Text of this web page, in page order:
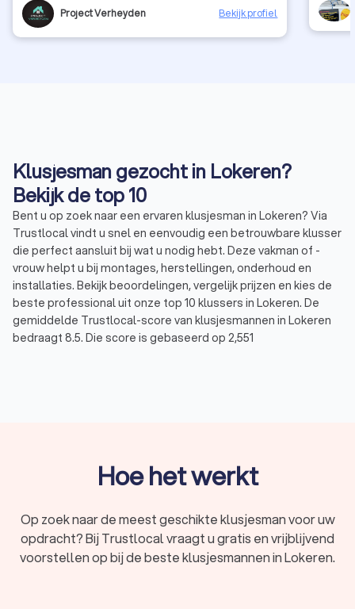
Project Verheyden Bekijk profiel
Klusjesman gezocht in Lokeren?
Bekijk de top 10
Bent u op zoek naar een ervaren klusjesman in Lokeren? Via
Trustlocal vindt u snel en eenvoudig een betrouwbare klusser
die perfect aansluit bij wat u nodig hebt. Deze vakman of -
vrouw helpt u bij montages, herstellingen, onderhoud en
installaties. Bekijk beoordelingen, vergelijk prijzen en kies de
beste professional uit onze top 10 klussers in Lokeren. De
gemiddelde Trustlocal-score van klusjesmannen in Lokeren
bedraagt 8.5. Die score is gebaseerd op 2,551
uw woning of bedrijf. Van een kleine herstelling tot een
grotere verbouwing: een ervaren klusser in Lokeren weet waar
U kunt een klusjesman zoeken voor onder andere:
Herstellingen: schade aan muren, vloeren, deuren en
andere onderdelen van uw woning herstellen
Installaties: verlichting, sanitair, keukentoestellen en
Hoe het werkt
Op zoek naar de meest geschikte klusjesman voor uw
opdracht? Bij Trustlocal vraagt u gratis en vrijblijvend
voorstellen op bij de beste klusjesmannen in Lokeren.